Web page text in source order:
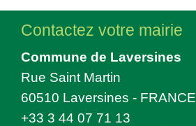
Contactez votre mairie
Commune de Laversines
Rue Saint Martin
60510 Laversines - FRANCE
+33 3 44 07 71 13